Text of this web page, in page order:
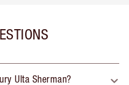
Ulta Sherman?